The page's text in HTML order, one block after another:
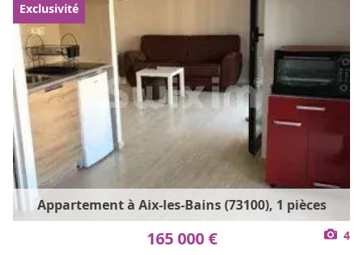
Appartement à Aix-les-Bains (73100), 1 pièces
Exclusivité
165 000 € 4